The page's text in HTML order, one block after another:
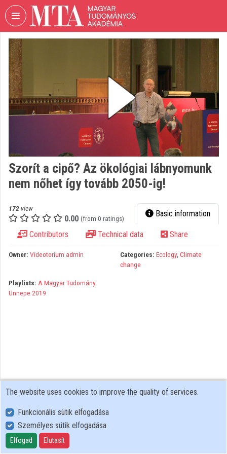
Skip header Skip menu Skip content
HUNGARIAN
ACADEMY
OF
SCIENCES
Organization discovery
Organization playlists
Organizations
Contributors
Szorít a cipő? Az ökológiai lábnyomunk
nem nőhet így tovább 2050-ig!
172 view
0.00 (from 0 ratings) Basic information
Contributors Technical data Share
Owner: Videotorium admin Categories: Ecology, Climate
change
Playlists: A Magyar Tudomány
Ünnepe 2019
User Policy
Adatkezelési tájékoztató (en)
Cookie Policy
The website uses cookies to improve the quality of services.
Funkcionális sütik elfogadása
Személyes sütik elfogadása
Elfogad Elutasít